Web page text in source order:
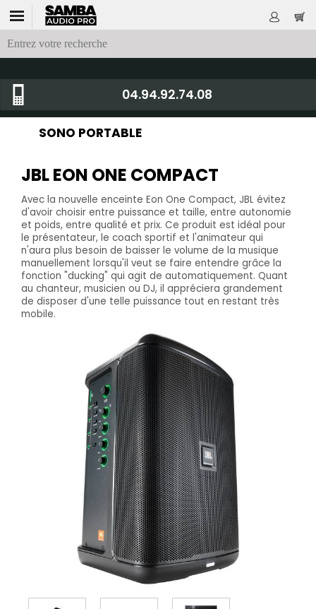
04.94.92.74.08
SONO PORTABLE
JBL EON ONE COMPACT
Avec la nouvelle enceinte Eon One Compact, JBL évitez
d'avoir choisir entre puissance et taille, entre autonomie
et poids, entre qualité et prix. Ce produit est idéal pour
le présentateur, le coach sportif et l'animateur qui
n'aura plus besoin de baisser le volume de la musique
manuellement lorsqu'il veut se faire entendre grâce la
fonction "ducking" qui agit de automatiquement. Quant
au chanteur, musicien ou DJ, il appréciera grandement
de disposer d'une telle puissance tout en restant très
mobile.